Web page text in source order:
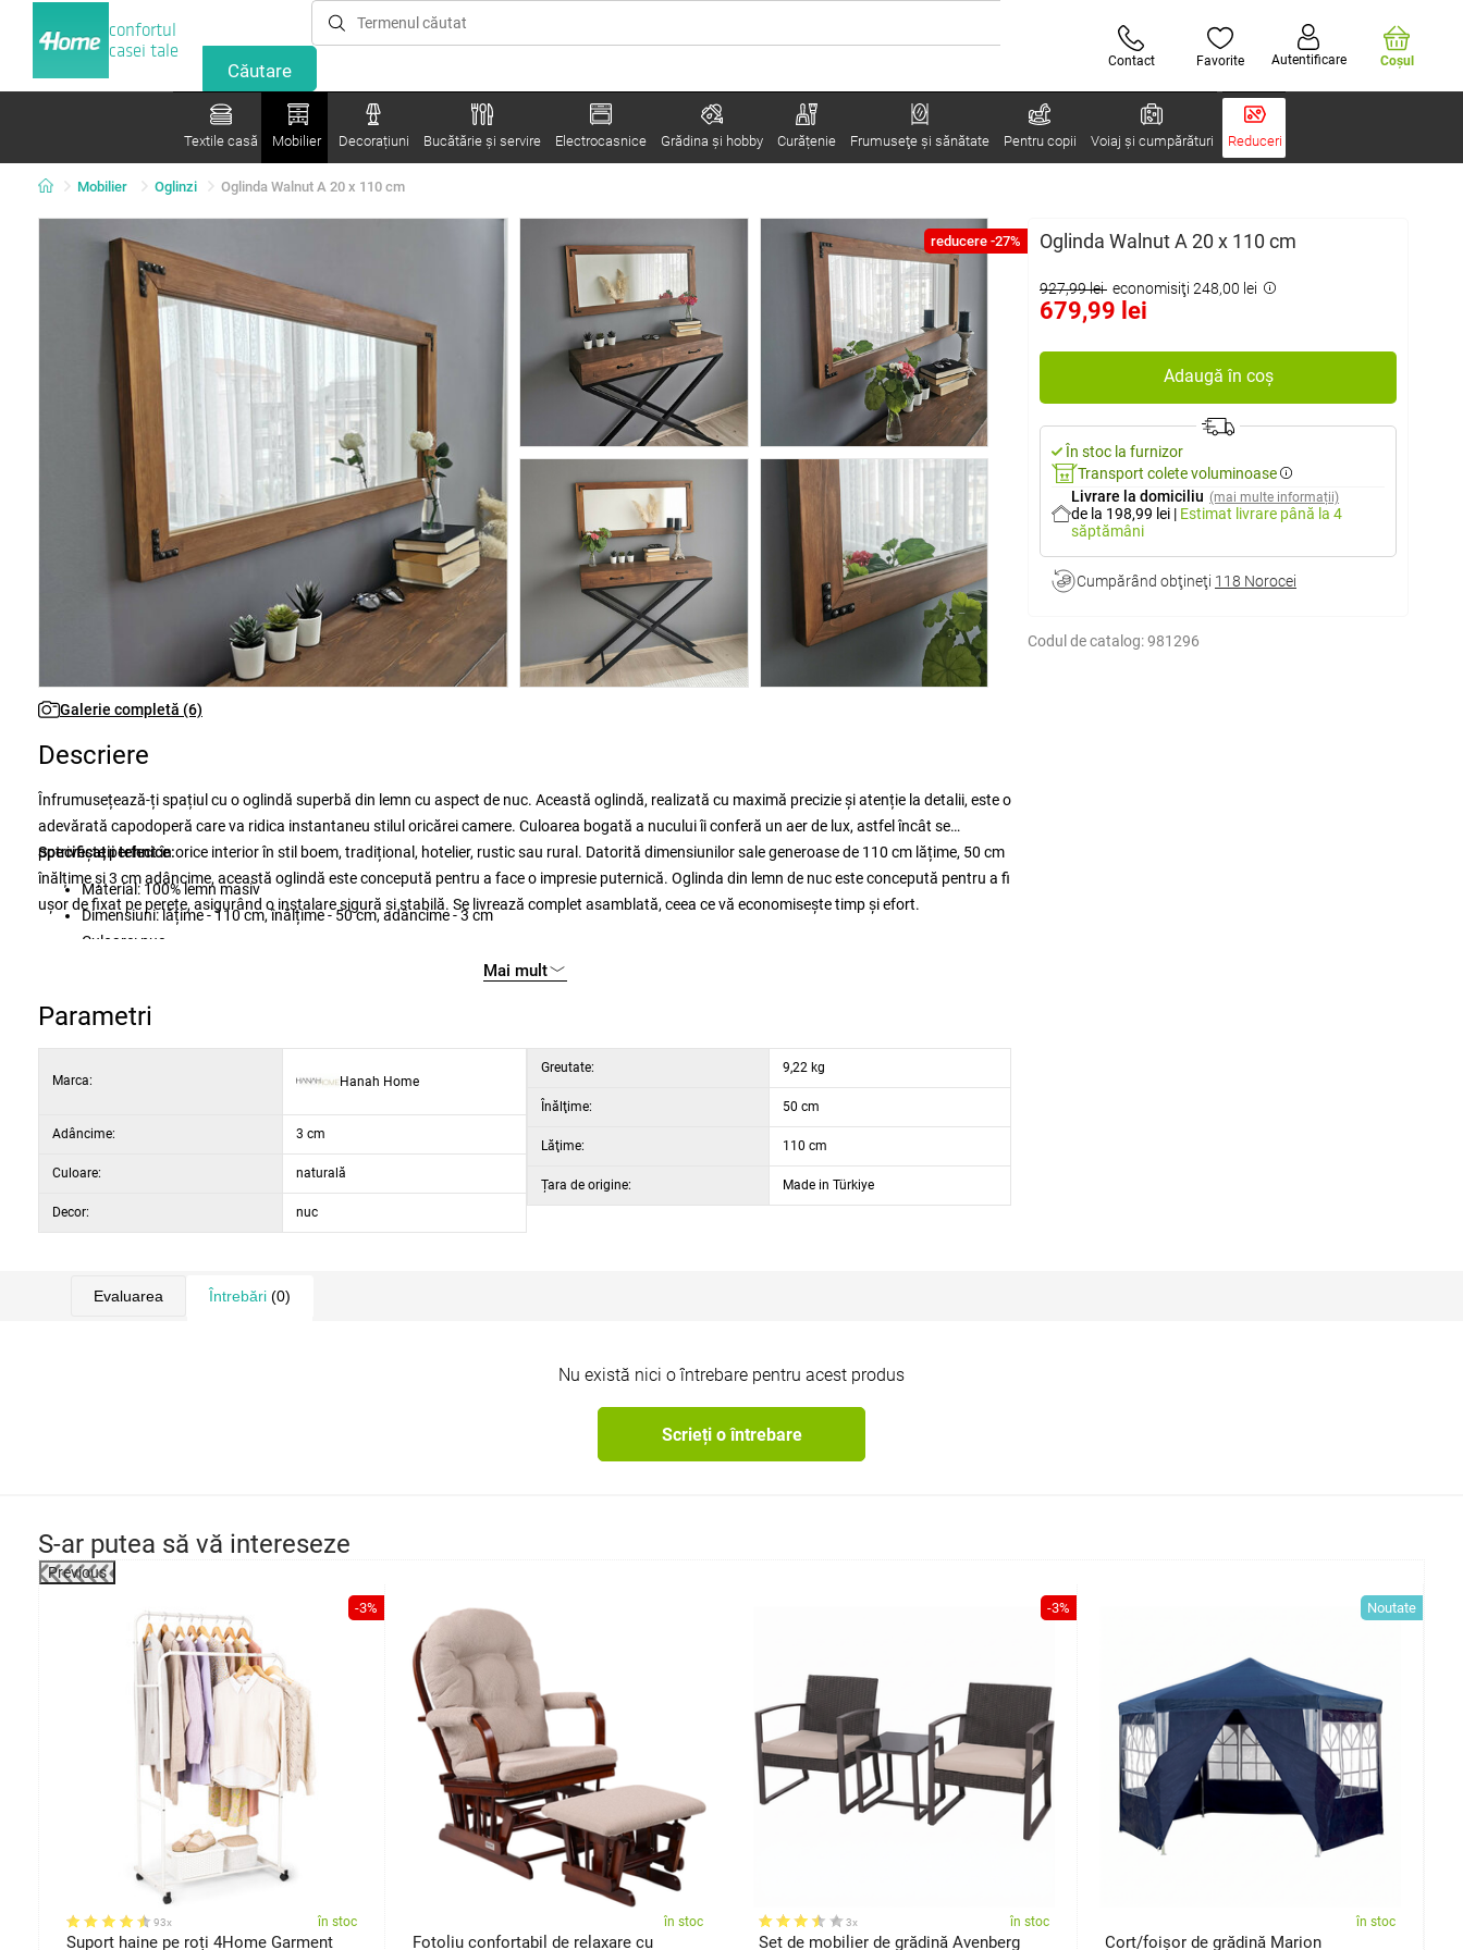
confortul
casei tale
Contact Favorite Autentificare Coşul
Textile casă Mobilier Decorațiuni Bucătărie și servire Electrocasnice Grădina şi hobby Curățenie Frumuseţe şi sănătate Pentru copii Voiaj și cumpărături Reduceri
Mobilier Oglinzi Oglinda Walnut A 20 x 110 cm
reducere -27%
Galerie completă (6)
Oglinda Walnut A 20 x 110 cm
927,99 lei economisiţi 248,00 lei
679,99 lei
Adaugă în coș
În stoc la furnizor
Transport colete voluminoase
Livrare la domiciliu (mai multe informații)
de la 198,99 lei | Estimat livrare până la 4
săptămâni
Cumpărând obţineţi 118 Norocei
Codul de catalog:981296
Descriere
Înfrumusețează-ți spațiul cu o oglindă superbă din lemn cu aspect de nuc. Această oglindă, realizată cu maximă precizie și atenție la detalii, este o
adevărată capodoperă care va ridica instantaneu stilul oricărei camere. Culoarea bogată a nucului îi conferă un aer de lux, astfel încât se
potrivește perfect în orice interior în stil boem, tradițional, hotelier, rustic sau rural. Datorită dimensiunilor sale generoase de 110 cm lățime, 50 cm
înălțime și 3 cm adâncime, această oglindă este concepută pentru a face o impresie puternică. Oglinda din lemn de nuc este concepută pentru a fi
ușor de fixat pe perete, asigurând o instalare sigură și stabilă. Se livrează complet asamblată, ceea ce vă economisește timp și efort.
Specificații tehnice:
Material: 100% lemn masiv
Dimensiuni: lățime - 110 cm, înălțime - 50 cm, adâncime - 3 cm
Culoare: nuc
Mai mult
Parametri
Marca: Hanah Home
Adâncime: 3 cm
Culoare: naturală
Decor: nuc
Greutate: 9,22 kg
Înălţime: 50 cm
Lăţime: 110 cm
Țara de origine: Made in Türkiye
Evaluarea Întrebări (0)
Nu există nici o întrebare pentru acest produs
Scrieți o întrebare
S-ar putea să vă intereseze
Previous
-3%
93x în stoc
Suport haine pe roți 4Home Garment
în stoc
Fotoliu confortabil de relaxare cu
-3%
3x în stoc
Set de mobilier de grădină Avenberg
Noutate
în stoc
Cort/foișor de grădină Marion